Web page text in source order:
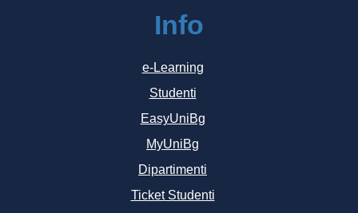
Info
e-Learning
Studenti
EasyUniBg
MyUniBg
Dipartimenti
Ticket Studenti